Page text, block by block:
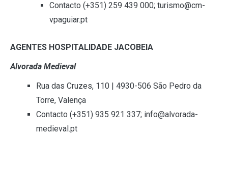
Contacto (+351) 259 439 000; turismo@cm-
vpaguiar.pt
AGENTES HOSPITALIDADE JACOBEIA
Alvorada Medieval
Rua das Cruzes, 110 | 4930-506 São Pedro da
Torre, Valença
Contacto (+351) 935 921 337; info@alvorada-
medieval.pt